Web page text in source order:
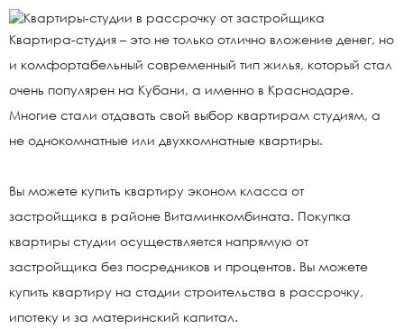
Квартира-студия – это не только отлично вложение денег, но
и комфортабельный современный тип жилья, который стал
очень популярен на Кубани, а именно в Краснодаре.
Многие стали отдавать свой выбор квартирам студиям, а
не однокомнатные или двухкомнатные квартиры.
Вы можете купить квартиру эконом класса от
застройщика в районе Витаминкомбината. Покупка
квартиры студии осуществляется напрямую от
застройщика без посредников и процентов. Вы можете
купить квартиру на стадии строительства в рассрочку,
ипотеку и за материнский капитал.